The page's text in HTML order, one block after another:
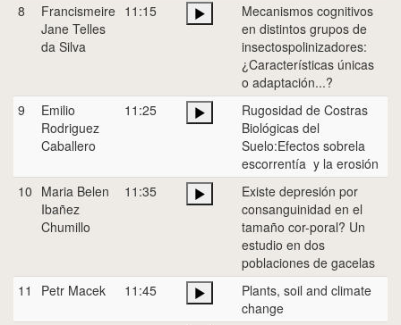
8
Francismeire
Jane Telles
da Silva
11:15
Mecanismos cognitivos
en distintos grupos de
insectospolinizadores:
¿Características únicas
o adaptación...?
9
Emilio
Rodriguez
Caballero
11:25
Rugosidad de Costras
Biológicas del
Suelo:Efectos sobrela
escorrentía y la erosión
10 Maria Belen
Ibañez
Chumillo
11:35
Existe depresión por
consanguinidad en el
tamaño cor-poral? Un
estudio en dos
poblaciones de gacelas
11
Petr Macek 11:45
Plants, soil and climate
change